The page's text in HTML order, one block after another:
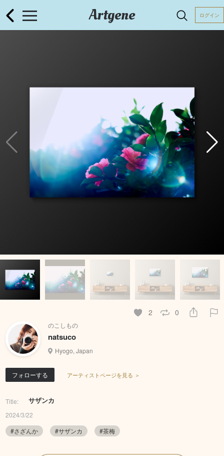
Artgene ログイン
2 0
のこしもの
natsuco
Hyogo, Japan
フォローする アーティストページを見る ＞
Title: サザンカ
2024/3/22
#さざんか
#サザンカ #茶梅